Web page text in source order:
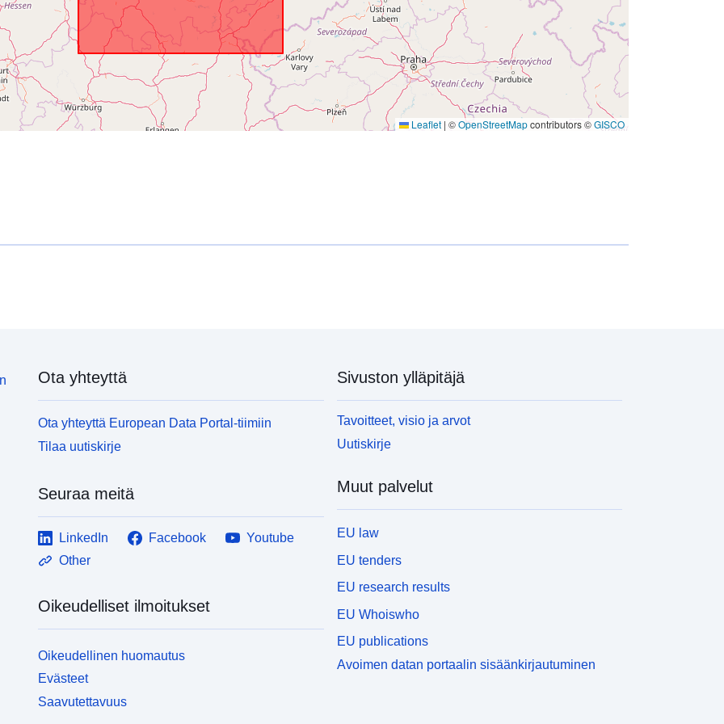
Leaflet | ©OpenStreetMapcontributors ©GISCO
Ota yhteyttä
Ota yhteyttä European Data Portal-tiimiin
Tilaa uutiskirje
Seuraa meitä
LinkedIn Facebook
Youtube
Other
Oikeudelliset ilmoitukset
Oikeudellinen huomautus
Evästeet
Saavutettavuus
Sivuston ylläpitäjä
Tavoitteet, visio ja arvot
Uutiskirje
Muut palvelut
EU law
EU tenders
EU research results
EU Whoiswho
EU publications
Avoimen datan portaalin sisäänkirjautuminen